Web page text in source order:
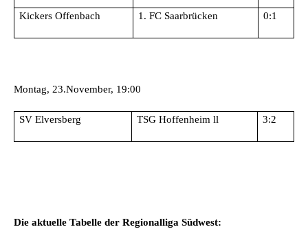
Kickers Offenbach 1. FC Saarbrücken 0:1
Montag, 23.November, 19:00
SV Elversberg TSG Hoffenheim ll 3:2
Die aktuelle Tabelle der Regionalliga Südwest: